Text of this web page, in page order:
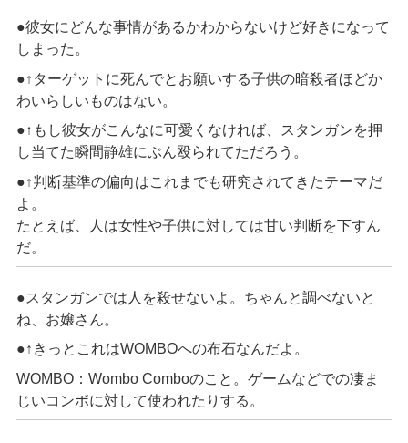
●彼女にどんな事情があるかわからないけど好きになって
しまった。
●↑ ターゲットに死んでとお願いする子供の暗殺者ほどか
わいらしいものはない。
●↑ もし彼女がこんなに可愛くなければ、スタンガンを押
し当てた瞬間静雄にぶん殴られてただろう。
●↑判断基準の偏向はこれまでも研究されてきたテーマだ
よ。
たとえば、人は女性や子供に対しては甘い判断を下すん
だ。
●スタンガンでは人を殺せないよ。ちゃんと調べないと
ね、お嬢さん。
●↑ きっとこれはWOMBOへの布石なんだよ。
WOMBO： Wombo Comboのこと。ゲームなどでの凄ま
じいコンボに対して使われたりする。